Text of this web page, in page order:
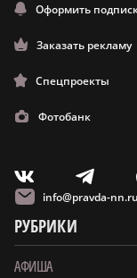
Оформить
Заказать рекламу
Спецпроекты
Фотобанк
V T
info@pravda-nn.ru
РУБРИКИ
АФИША